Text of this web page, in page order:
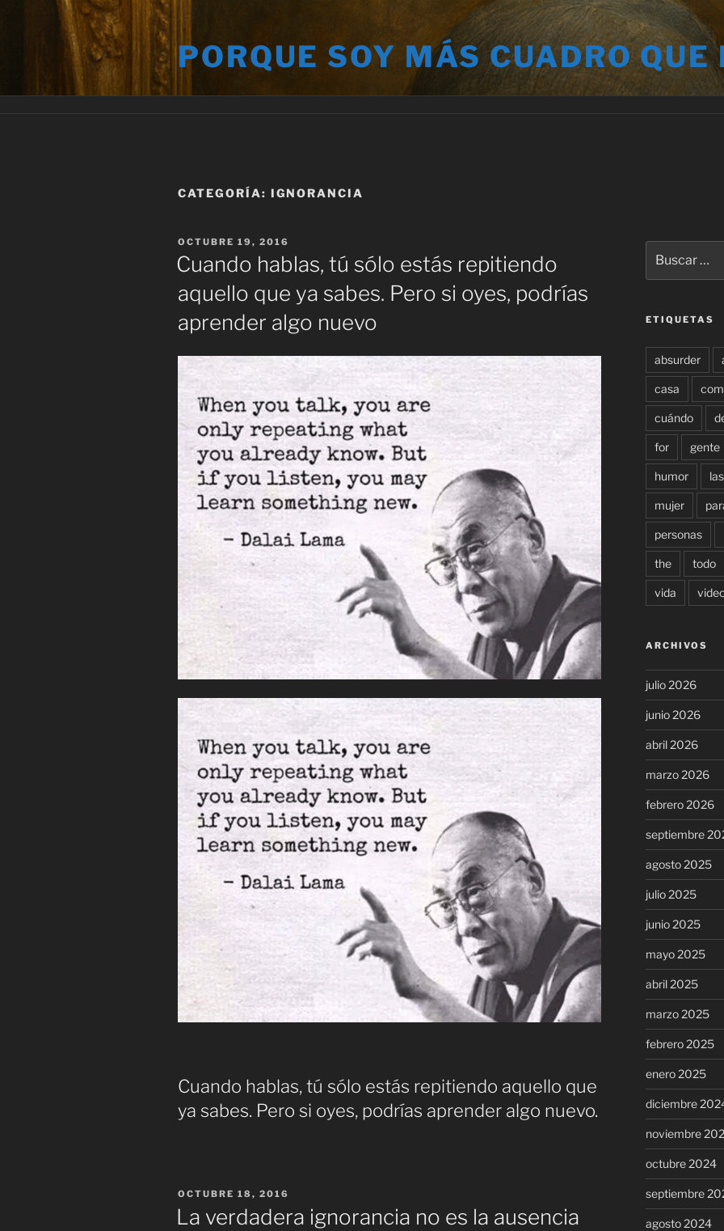
PORQUE SOY MÁS CUADRO QUE
CATEGORÍA: IGNORANCIA
PUBLICADO
EL
OCTUBRE 19, 2016
Cuando hablas, tú sólo estás repitiendo
aquello que ya sabes. Pero si oyes, podrías
aprender algo nuevo
Cuando hablas, tú sólo estás repitiendo aquello que
ya sabes. Pero si oyes, podrías aprender algo nuevo.
PUBLICADO
EL
OCTUBRE 18, 2016
La verdadera ignorancia no es la ausencia
por:
ETIQUETAS
absurder
casa
cuándo
for gente
humor las
mujer
personas
the todo
vida
ARCHIVOS
julio 2026
junio 2026
abril 2026
marzo 2026
febrero 2026
septiembre
agosto 2025
julio 2025
junio 2025
mayo 2025
abril 2025
marzo 2025
febrero 2025
enero 2025
diciembre
noviembre
octubre 2024
septiembre
agosto 2024